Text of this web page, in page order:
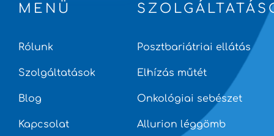
MENÜ
Rólunk
Szolgáltatások
Blog
Kapcsolat
Posztbariátriai ellátás
Elhízás műtét
Onkológiai sebészet
Allurion léggömb